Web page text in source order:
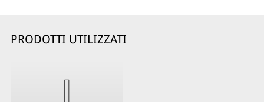
PRODOTTI UTILIZZATI